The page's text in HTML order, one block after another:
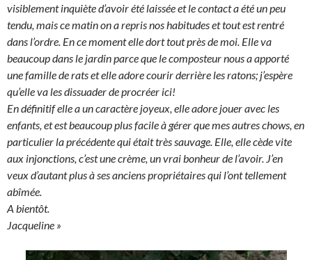
visiblement inquiète d’avoir été laissée et le contact a été un peu
tendu, mais ce matin on a repris nos habitudes et tout est rentré
dans l’ordre. En ce moment elle dort tout près de moi. Elle va
beaucoup dans le jardin parce que le composteur nous a apporté
une famille de rats et elle adore courir derrière les ratons; j’espère
qu’elle va les dissuader de procréer ici!
En définitif elle a un caractère joyeux, elle adore jouer avec les
enfants, et est beaucoup plus facile à gérer que mes autres chows, en
particulier la précédente qui était très sauvage. Elle, elle cède vite
aux injonctions, c’est une crème, un vrai bonheur de l’avoir. J’en
veux d’autant plus à ses anciens propriétaires qui l’ont tellement
abîmée.
A bientôt.
Jacqueline »